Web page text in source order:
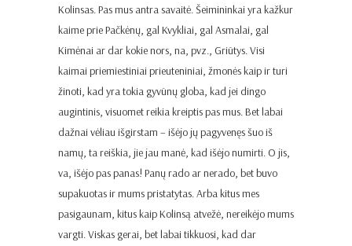
Kolinsas. Pas mus antra savaitė. Šeimininkai yra kažkur
kaime prie Pačkėnų, gal Kvykliai, gal Asmalai, gal
Kimėnai ar dar kokie nors, na, pvz., Griūtys. Visi
kaimai priemiestiniai prieuteniniai, žmonės kaip ir turi
žinoti, kad yra tokia gyvūnų globa, kad jei dingo
augintinis, visuomet reikia kreiptis pas mus. Bet labai
dažnai vėliau išgirstam – išėjo jų pagyvenęs šuo iš
namų, ta reiškia, jie jau manė, kad išėjo numirti. O jis,
va, išėjo pas panas! Panų rado ar nerado, bet buvo
supakuotas ir mums pristatytas. Arba kitus mes
pasigaunam, kitus kaip Kolinsą atvežė, nereikėjo mums
vargti. Viskas gerai, bet labai tikkuosi, kad dar